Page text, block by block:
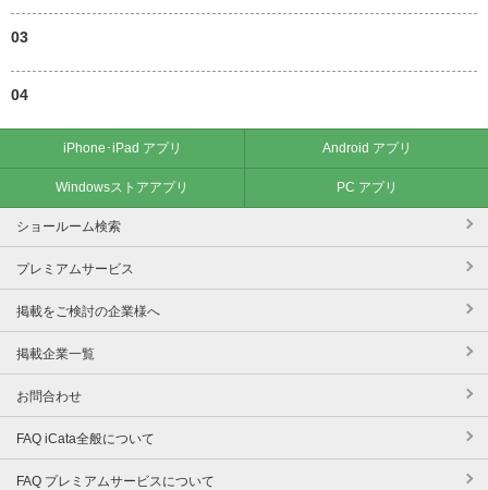
03
04
iPhone･iPad アプリ Android アプリ
Windowsストアアプリ PC アプリ
ショールーム検索
プレミアムサービス
掲載をご検討の企業様へ
掲載企業一覧
お問合わせ
FAQ iCata全般について
FAQ プレミアムサービスについて